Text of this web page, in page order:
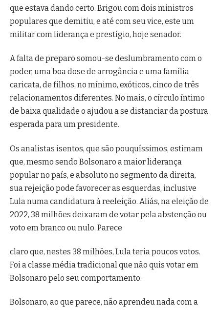
que estava dando certo. Brigou com dois ministros
populares que demitiu, e até com seu vice, este um
militar com liderança e prestígio, hoje senador.
A falta de preparo somou-se deslumbramento com o
poder, uma boa dose de arrogância e uma família
caricata, de filhos, no mínimo, exóticos, cinco de três
relacionamentos diferentes. No mais, o círculo íntimo
de baixa qualidade o ajudou a se distanciar da postura
esperada para um presidente.
Os analistas isentos, que são pouquíssimos, estimam
que, mesmo sendo Bolsonaro a maior liderança
popular no país, e absoluto no segmento da direita,
sua rejeição pode favorecer as esquerdas, inclusive
Lula numa candidatura à reeleição. Aliás, na eleição de
2022, 38 milhões deixaram de votar pela abstenção ou
voto em branco ou nulo. Parece
claro que, nestes 38 milhões, Lula teria poucos votos.
Foi a classe média tradicional que não quis votar em
Bolsonaro pelo seu comportamento.
Bolsonaro, ao que parece, não aprendeu nada com a